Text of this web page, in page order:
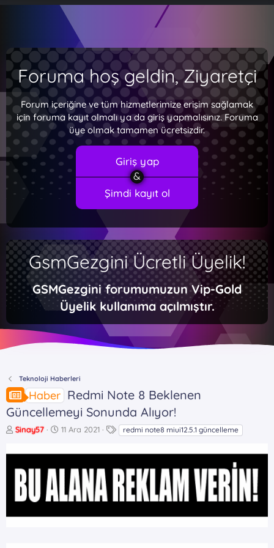
Foruma hoş geldin, Ziyaretçi
Forum içeriğine ve tüm hizmetlerimize erişim sağlamak
için foruma kayıt olmalı ya da giriş yapmalısınız. Foruma
üye olmak tamamen ücretsizdir.
Giriş yap
Şimdi kayıt ol
GsmGezgini Ücretli Üyelik!
GSMGezgini forumumuzun Vip-Gold
Üyelik kullanıma açılmıştır.
Teknoloji Haberleri
Haber Redmi Note 8 Beklenen
Güncellemeyi Sonunda Alıyor!
K
a
Sinay57
B
g
ç
11 Ara 2021
E
e
t
r
redmi note8 miui12.5.1 güncelleme